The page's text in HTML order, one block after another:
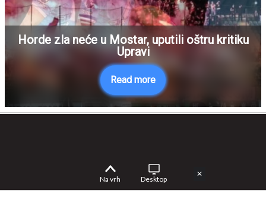
Horde zla neće u Mostar, uputili oštru kritiku
Upravi
Read more
Na vrh Desktop
✕